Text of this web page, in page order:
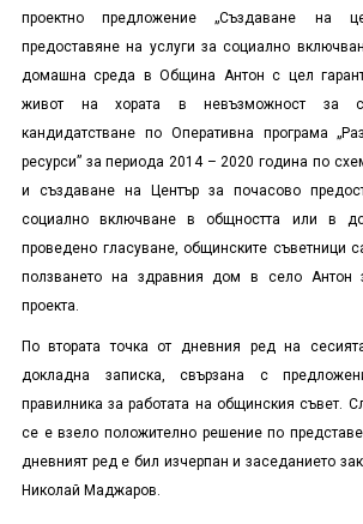
проектно предложение „Създаване на
предоставяне на услуги за социално
домашна среда в Община Антон с цел
живот на хората в невъзможност за
кандидатстване по Оперативна програма
ресурси” за периода 2014 – 2020 година по
и създаване на Център за почасово
социално включване в общността или в
проведено гласуване, общинските съветници
ползването на здравния дом в село Антон
проекта.
По втората точка от дневния ред на
докладна записка, свързана с
правилника за работата на общинския съвет.
се е взело положително решение по
дневният ред е бил изчерпан и заседанието
Николай Маджаров.